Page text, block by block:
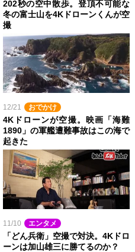
202秒の空中散歩。登頂不可能な
冬の富士山を4Kドローンくんが空
撮
12/21 おでかけ
4Kドローンが空撮。映画「海難
1890」の軍艦遭難事故はこの海で
起きた
11/10 エンタメ
「どん兵衛」空撮で対決。4Kドロ
ーンは加山雄三に勝てるのか？